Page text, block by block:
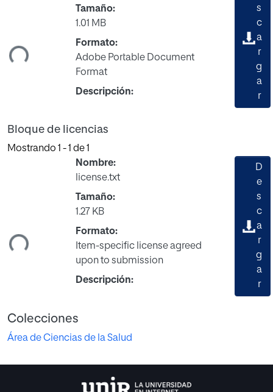
Tamaño:
1.01 MB
Formato:
Adobe Portable Document
Format
Descripción:
s
c
a
r
g
a
r
Bloque de licencias
Mostrando 1 - 1 de 1
Nombre:
license.txt
Tamaño:
1.27 KB
Formato:
Item-specific license agreed
upon to submission
Descripción:
D
e
s
c
a
r
g
a
r
Colecciones
Área de Ciencias de la Salud